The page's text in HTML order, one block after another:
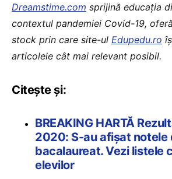
Dreamstime.com sprijină educaţia
contextul pandemiei Covid-19,
stock prin care site-ul Edupedu.ro
articolele cât mai relevant posibil.
Citește și:
BREAKING HARTĂ
2020: S-au afișat notele
bacalaureat. Vezi listele
elevilor